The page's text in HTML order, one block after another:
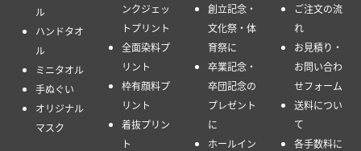
ル
ハンドタオ
ル
ミニタオル
手ぬぐい
オリジナル
マスク
ンクジェッ
トプリント
全面染料プ
リント
枠有顔料プ
リント
着抜プリン
ト
創立記念・
文化祭・体
育祭に
卒業記念・
卒団記念の
プレゼント
に
ホールイン
ご注文の流
れ
お見積り・
お問い合わ
せフォーム
送料につい
て
各手数料に